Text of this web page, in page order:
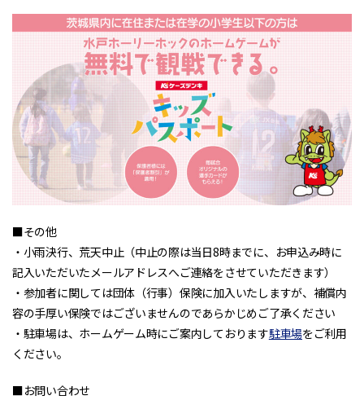
■その他
・小雨決行、荒天中止（中止の際は当日8時までに、お申込み時に
記入いただいたメールアドレスへご連絡をさせていただきます）
・参加者に関しては団体（行事）保険に加入いたしますが、補償内
容の手厚い保険ではございませんのであらかじめご了承ください
・駐車場は、ホームゲーム時にご案内しております駐車場をご利用
ください。
■お問い合わせ